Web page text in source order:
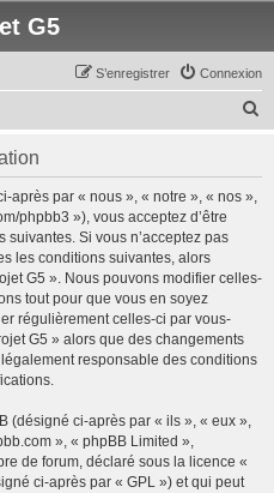
G5
Connexion
S’enregistrer
c
après par « nous », « notre », « nos »,
phpbb3 »), vous acceptez d’être
Si vous n’acceptez pas
les conditions suivantes, alors
G5 ». Nous pouvons modifier celles-
tout pour que vous en soyez
régulièrement celles-ci par vous-
G5 » alors que des changements
responsable des conditions
(désigné ci-après par « ils », « eux »,
», « phpBB Limited »,
de forum, déclaré sous la licence «
ci-après par « GPL ») et qui peut